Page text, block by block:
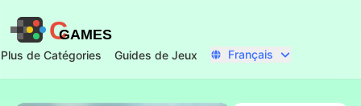
CGAMES
Plus de Catégories Guides de Jeux Français